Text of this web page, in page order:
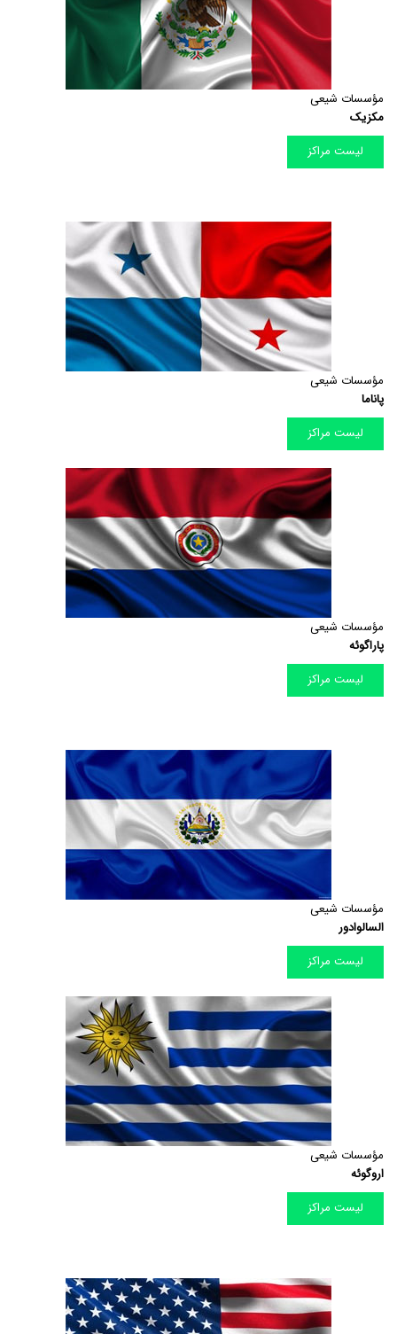
مؤسسات شیعی
مکزیک
لیست مراکز
مؤسسات شیعی
پاناما
لیست مراکز
مؤسسات شیعی
پاراگوئه
لیست مراکز
مؤسسات شیعی
السالوادور
لیست مراکز
مؤسسات شیعی
اروگوئه
لیست مراکز